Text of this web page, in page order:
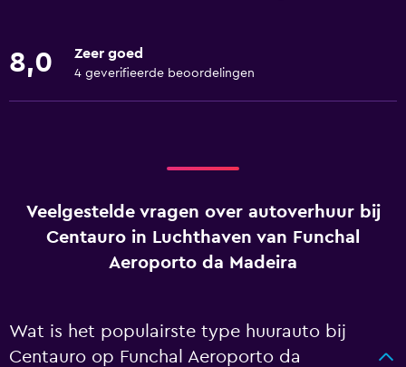
8,0 Zeer goed
4 geverifieerde beoordelingen
Veelgestelde vragen over autoverhuur bij
Centauro in Luchthaven van Funchal
Aeroporto da Madeira
Wat is het populairste type huurauto bij
Centauro op Funchal Aeroporto da